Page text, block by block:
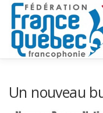
Aller
contenu
Un nouveau